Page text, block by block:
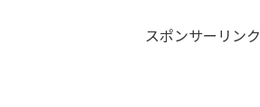
スポンサーリンク